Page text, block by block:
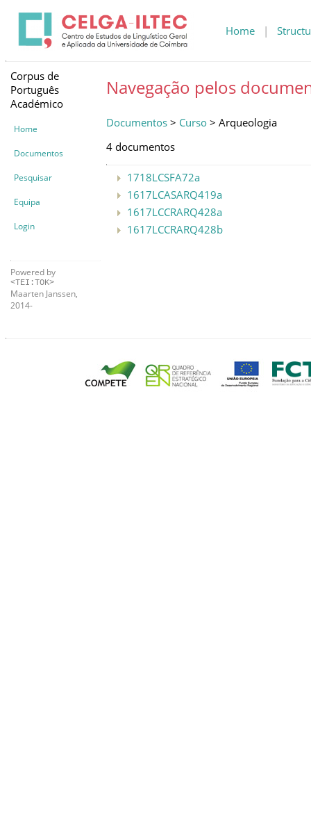
Home |
Corpus de
Português
Académico
Home
Documentos
Pesquisar
Equipa
Login
Powered by
<TEI:TOK>
Maarten Janssen,
2014-
Navegação pelos
Documentos > Curso > Arqueologia
4 documentos
1718LCSFA72a
1617LCASARQ419a
1617LCCRARQ428a
1617LCCRARQ428b